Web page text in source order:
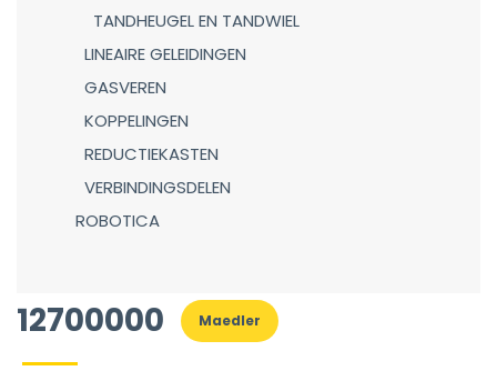
TANDHEUGEL EN TANDWIEL
LINEAIRE GELEIDINGEN
GASVEREN
KOPPELINGEN
REDUCTIEKASTEN
VERBINDINGSDELEN
ROBOTICA
12700000 Maedler